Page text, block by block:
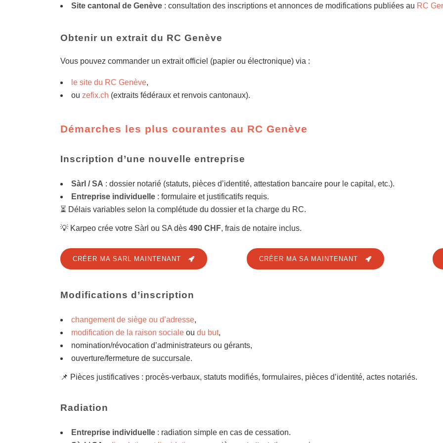
Site cantonal de Genève : consultation des inscriptions et annonces de modifications publiées au RC
Obtenir un extrait du RC Genève
Vous pouvez commander un extrait officiel (papier ou électronique) via :
le site du RC Genève,
ou zefix.ch (extraits fédéraux et renvois cantonaux).
Démarches les plus courantes au RC Genève
Inscription d’une nouvelle entreprise
Sàrl / SA : dossier notarié (statuts, pièces d’identité, attestation bancaire pour le capital, etc.).
Entreprise individuelle : formulaire et justificatifs requis.
⏳ Délais variables selon la complétude du dossier et la charge du RC.
💡 Karpeo crée votre Sàrl ou SA dès 490 CHF, frais de notaire inclus.
CRÉER MA SARL MAINTENANT CRÉER MA SA MAINTENANT
Modifications d’inscription
changement de siège ou d’adresse,
modification de la raison sociale ou du but,
nomination/révocation d’administrateurs ou gérants,
ouverture/fermeture de succursale.
📌 Pièces justificatives : procès-verbaux, statuts modifiés, formulaires, pièces d’identité, actes notariés.
Radiation
Entreprise individuelle : radiation simple en cas de cessation.